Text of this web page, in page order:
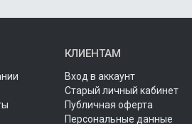
КЛИЕНТАМ
Вход в аккаунт
Старый личный кабинет
Публичная оферта
Персональные данные